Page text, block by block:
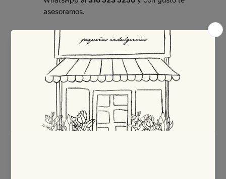
asesoramos.
¿Cómo tomar tus medidas?
Con una cinta métrica flexible, sobre ropa interior y
sin apretar, mide:
Busto:rodea la parte más prominente del busto,
pasando la cinta por la espalda.
Cintura:
mide la parte más estrecha del torso,
por encima del ombligo.
Cadera:rodea la parte más ancha de las caderas
y los glúteos.